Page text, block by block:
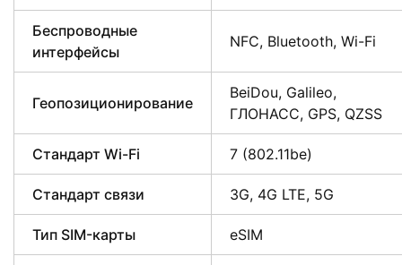
Беспроводные
интерфейсы
NFC, Bluetooth, Wi-Fi
Геопозиционирование
BeiDou, Galileo,
ГЛОНАСС, GPS, QZSS
Стандарт Wi-Fi 7 (802.11be)
Стандарт связи 3G, 4G LTE, 5G
Тип SIM-карты eSIM